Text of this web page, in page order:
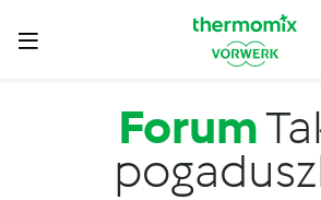
Forum